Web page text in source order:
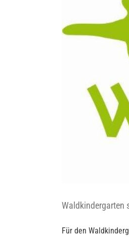
Waldkindergarten
Für den